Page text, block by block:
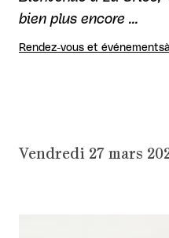
bien plus encore …
Rendez-vous et événements
Vendredi 27 mars